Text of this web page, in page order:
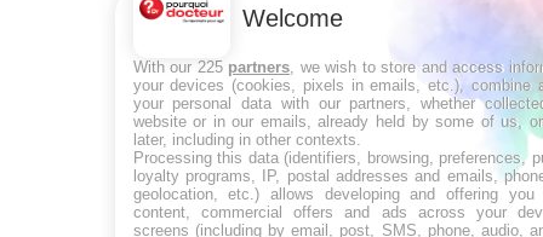
Welcome
With our 225 partners , we wish to store and access
your devices (cookies, pixels in emails, etc.), combine
your personal data with our partners, whether
website or in our emails, already held by some of us,
later, including in other contexts.
Processing this data (identifiers, browsing, preferences,
loyalty programs, IP, postal addresses and emails,
geolocation, etc.) allows developing and offering you
content, commercial offers and ads across your
screens (including by email, post, SMS, phone, audio,